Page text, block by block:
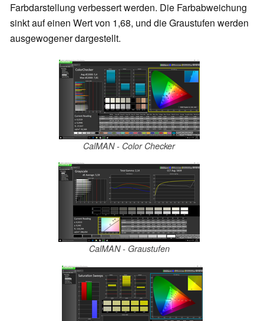
Farbdarstellung verbessert werden. Die Farbabweichung
sinkt auf einen Wert von 1,68, und die Graustufen werden
ausgewogener dargestellt.
CalMAN - Color Checker
CalMAN - Graustufen